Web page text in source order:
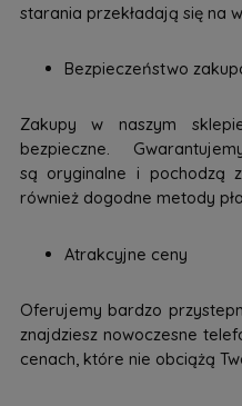
starania przekładają się na
Bezpieczeństwo
Zakupy w naszym
bezpieczne.
są oryginalne i pochodzą
również dogodne metody
Atrakcyjne ceny
Oferujemy bardzo
znajdziesz nowoczesne
cenach, które nie obciążą